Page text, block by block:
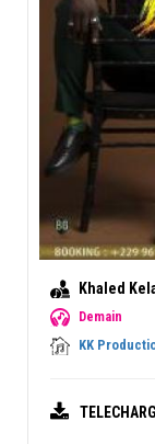
Khaled
Demain
KK